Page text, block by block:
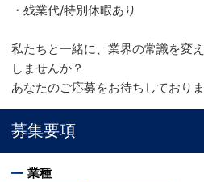
・残業代/特別休暇あり
私たちと一緒に、業界の常識を変
しませんか？
あなたのご応募をお待ちしておりま
募集要項
業種